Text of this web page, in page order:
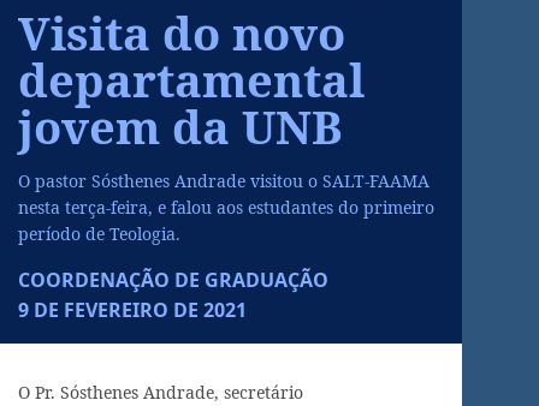
Visita do novo
departamental
jovem da UNB
O pastor Sósthenes Andrade visitou o SALT-FAAMA
nesta terça-feira, e falou aos estudantes do primeiro
período de Teologia.
COORDENAÇÃO DE GRADUAÇÃO
9 DE FEVEREIRO DE 2021
O Pr. Sósthenes Andrade, secretário